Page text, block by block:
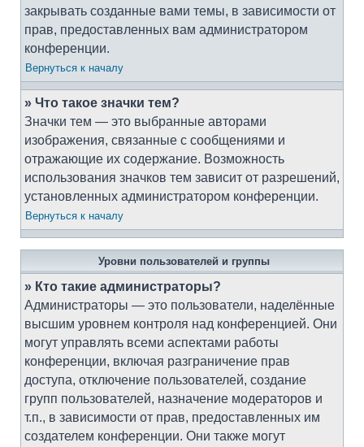
закрывать созданные вами темы, в зависимости от
прав, предоставленных вам администратором
конференции.
Вернуться к началу
» Что такое значки тем?
Значки тем — это выбранные авторами
изображения, связанные с сообщениями и
отражающие их содержание. Возможность
использования значков тем зависит от разрешений,
установленных администратором конференции.
Вернуться к началу
Уровни пользователей и группы
» Кто такие администраторы?
Администраторы — это пользователи, наделённые
высшим уровнем контроля над конференцией. Они
могут управлять всеми аспектами работы
конференции, включая разграничение прав
доступа, отключение пользователей, создание
групп пользователей, назначение модераторов и
т.п., в зависимости от прав, предоставленных им
создателем конференции. Они также могут